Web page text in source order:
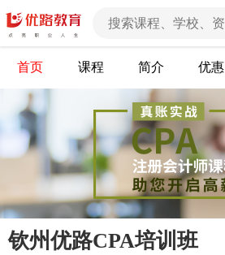
首页 课程 简介 优惠
钦州优路CPA培训班